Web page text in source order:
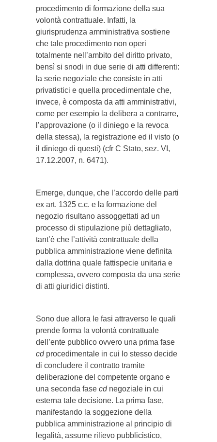
procedimento di formazione della sua
volontà contrattuale. Infatti, la
giurisprudenza amministrativa sostiene
che tale procedimento non operi
totalmente nell’ambito del diritto privato,
bensì si snodi in due serie di atti differenti:
la serie negoziale che consiste in atti
privatistici e quella procedimentale che,
invece, è composta da atti amministrativi,
come per esempio la delibera a contrarre,
l’approvazione (o il diniego e la revoca
della stessa), la registrazione ed il visto (o
il diniego di questi) (cfr C Stato, sez. VI,
17.12.2007, n. 6471).
Emerge, dunque, che l’accordo delle parti
ex art. 1325 c.c. e la formazione del
negozio risultano assoggettati ad un
processo di stipulazione più dettagliato,
tant’è che l’attività contrattuale della
pubblica amministrazione viene definita
dalla dottrina quale fattispecie unitaria e
complessa, ovvero composta da una serie
di atti giuridici distinti.
Sono due allora le fasi attraverso le quali
prende forma la volontà contrattuale
dell’ente pubblico ovvero una prima fase
cd procedimentale in cui lo stesso decide
di concludere il contratto tramite
deliberazione del competente organo e
una seconda fase cd negoziale in cui
esterna tale decisione. La prima fase,
manifestando la soggezione della
pubblica amministrazione al principio di
legalità, assume rilievo pubblicistico,